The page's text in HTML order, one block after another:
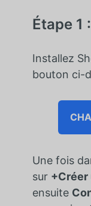
Étape 1
Installez
bouton ci-
Une fois
sur +Créer
ensuite